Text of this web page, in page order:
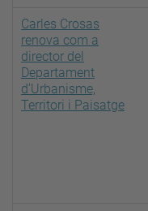
Carles Crosas
renova com a
director del
Departament
d’Urbanisme,
Territori i Paisatge